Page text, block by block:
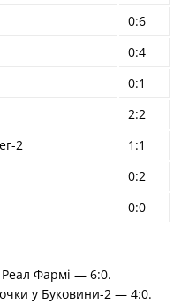
0:6
0:4
0:1
2:2
2
1:1
0:2
0:0
Реал Фармі — 6:0.
у Буковини-2 — 4:0.